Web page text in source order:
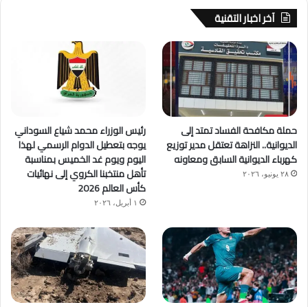
آخر اخبار التقنية
حملة مكافحة الفساد تمتد إلى
الديوانية.. النزاهة تعتقل مدير توزيع
كهرباء الديوانية السابق ومعاونه
٢٨ يونيو، ٢٠٢٦
رئيس الوزراء محمد شياع السوداني
يوجه بتعطيل الدوام الرسمي لهذا
اليوم ويوم غد الخميس بمناسبة
تأهل منتخبنا الكروي إلى نهائيات
كأس العالم 2026
١ أبريل، ٢٠٢٦